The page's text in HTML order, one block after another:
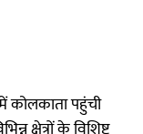
कोलकाता पहुंची